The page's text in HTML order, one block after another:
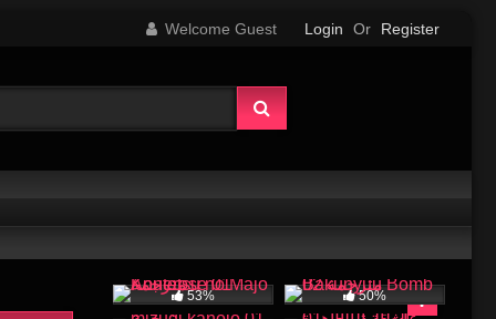
Welcome Guest Login Or Register
53% 50%